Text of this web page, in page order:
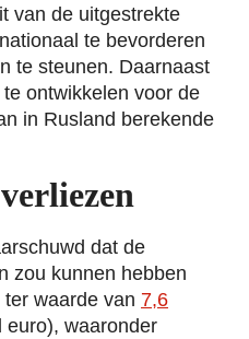
van de uitgestrekte
te bevorderen
te steunen. Daarnaast
ontwikkelen voor de
in Rusland berekende
dat de
zou kunnen hebben
waarde van 7,6
euro), waaronder